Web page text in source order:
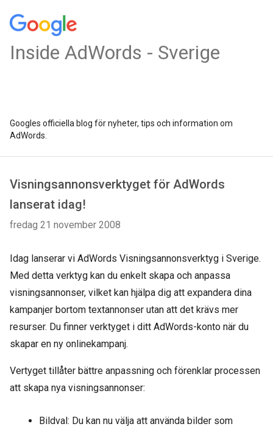
Inside AdWords - Sverige
Googles officiella blog för nyheter, tips och information om
AdWords.
Visningsannonsverktyget för AdWords
lanserat idag!
fredag 21 november 2008
Idag lanserar vi AdWords Visningsannonsverktyg i Sverige.
Med detta verktyg kan du enkelt skapa och anpassa
visningsannonser, vilket kan hjälpa dig att expandera dina
kampanjer bortom textannonser utan att det krävs mer
resurser. Du finner verktyget i ditt AdWords-konto när du
skapar en ny onlinekampanj.
Vertyget tillåter bättre anpassning och förenklar processen
att skapa nya visningsannonser:
Bildval: Du kan nu välja att använda bilder som